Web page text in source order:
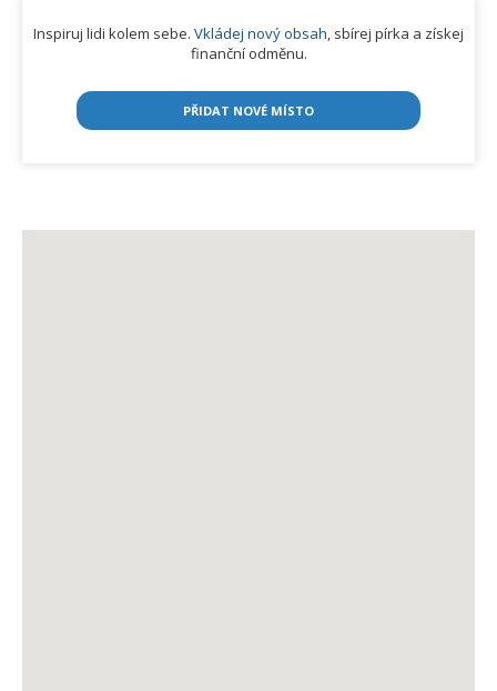
Inspiruj lidi kolem sebe. Vkládej nový obsah, sbírej pírka a získej
finanční odměnu.
PŘIDAT NOVÉ MÍSTO